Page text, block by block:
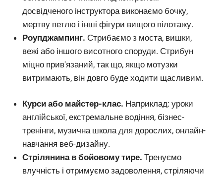
досвідченого інструктора виконаємо бочку,
мертву петлю і інші фігури вищого пілотажу.
Роупджампинг. Стрибаємо з моста, вишки,
вежі або іншого висотного споруди. Стрибун
міцно прив'язаний, так що, якщо мотузки
витримають, він довго буде ходити щасливим.
Курси або майстер-клас. Наприклад: уроки
англійської, екстремальне водіння, бізнес-
тренінги, музична школа для дорослих, онлайн-
навчання веб-дизайну.
Стрілянина в бойовому тире. Тренуємо
влучність і отримуємо задоволення, стріляючи